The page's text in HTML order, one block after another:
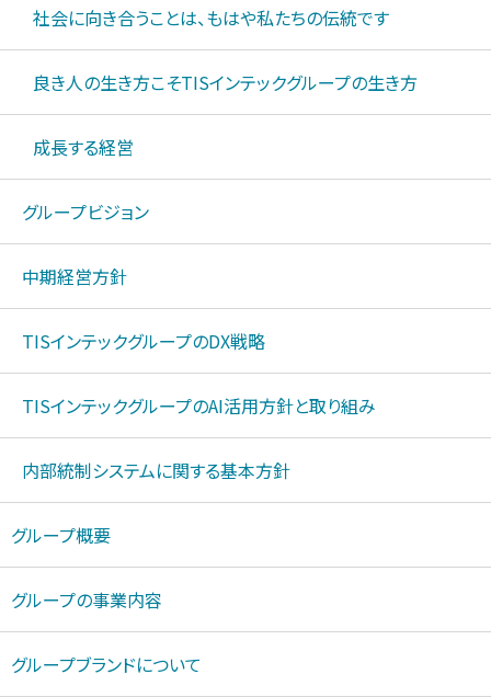
社会に向き合うことは、もはや私たちの伝統です
良き人の生き方こそTISインテックグループの生き方
成長する経営
グループビジョン
中期経営方針
TISインテックグループのDX戦略
TISインテックグループのAI活用方針と取り組み
内部統制システムに関する基本方針
グループ概要
グループの事業内容
グループブランドについて